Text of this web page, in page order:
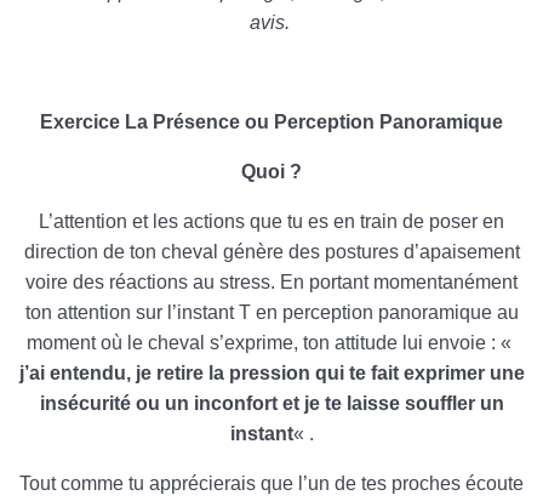
avis.
Exercice La Présence ou Perception Panoramique
Quoi ?
L’attention et les actions que tu es en train de poser en
direction de ton cheval génère des postures d’apaisement
voire des réactions au stress. En portant momentanément
ton attention sur l’instant T en perception panoramique au
moment où le cheval s’exprime, ton attitude lui envoie : «
j’ai entendu, je retire la pression qui te fait exprimer une
insécurité ou un inconfort et je te laisse souffler un
instant« .
Tout comme tu apprécierais que l’un de tes proches écoute